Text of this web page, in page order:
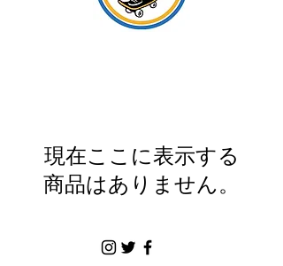
現在ここに表示する
商品はありません。